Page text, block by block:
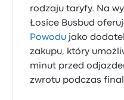
rodzaju taryfy. Na
Łosice Busbud
Powodu jako
zakupu, który
minut przed
zwrotu podczas